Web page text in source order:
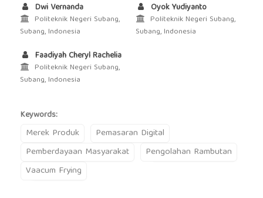
Dwi Vernanda
Politeknik Negeri Subang,
Subang, Indonesia
Oyok Yudiyanto
Politeknik Negeri Subang,
Subang, Indonesia
Faadiyah Cheryl Rachelia
Politeknik Negeri Subang,
Subang, Indonesia
Keywords:
Merek Produk
Pemasaran Digital
Pemberdayaan Masyarakat
Pengolahan Rambutan
Vaacum Frying